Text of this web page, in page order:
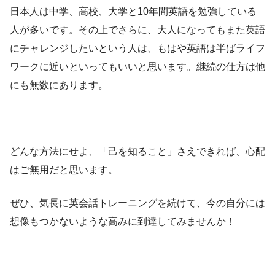
日本人は中学、高校、大学と10年間英語を勉強している
人が多いです。その上でさらに、大人になってもまた英語
にチャレンジしたいという人は、もはや英語は半ばライフ
ワークに近いといってもいいと思います。継続の仕方は他
にも無数にあります。
どんな方法にせよ、「己を知ること」さえできれば、心配
はご無用だと思います。
ぜひ、気長に英会話トレーニングを続けて、今の自分には
想像もつかないような高みに到達してみませんか！